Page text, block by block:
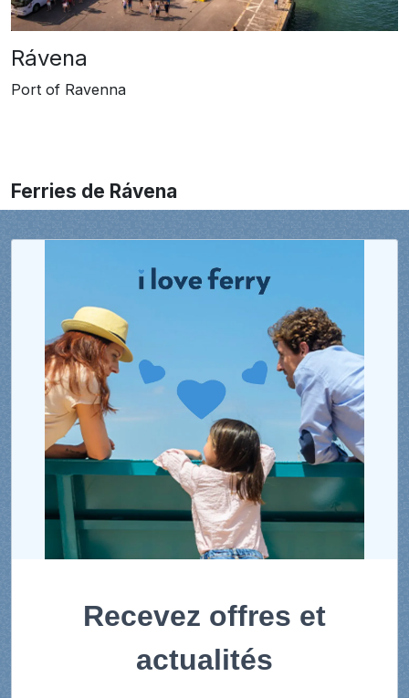
Rávena
Port of Ravenna
Ferries de Rávena
Recevez offres et
actualités